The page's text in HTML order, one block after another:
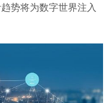
势将为数字世界注入